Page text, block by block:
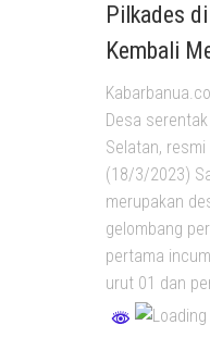
Pilkades
Kembali
Desa
Selatan,
(18/3/2023)
merupakan
gelombang
pertama
urut 01 dan